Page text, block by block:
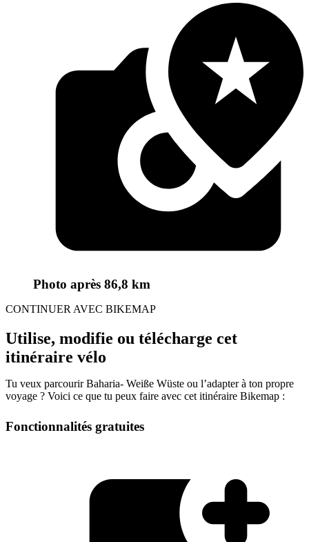
Photo après 86,8 km
CONTINUER AVEC BIKEMAP
Utilise, modifie ou télécharge cet
itinéraire vélo
Tu veux parcourir Baharia- Weiße Wüste ou l’adapter à ton propre
voyage ? Voici ce que tu peux faire avec cet itinéraire Bikemap :
Fonctionnalités gratuites